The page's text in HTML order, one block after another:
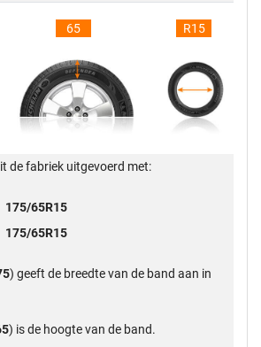
65 R15
de fabriek uitgevoerd met:
175/65R15
175/65R15
) geeft de breedte van de band aan in
) is de hoogte van de band.